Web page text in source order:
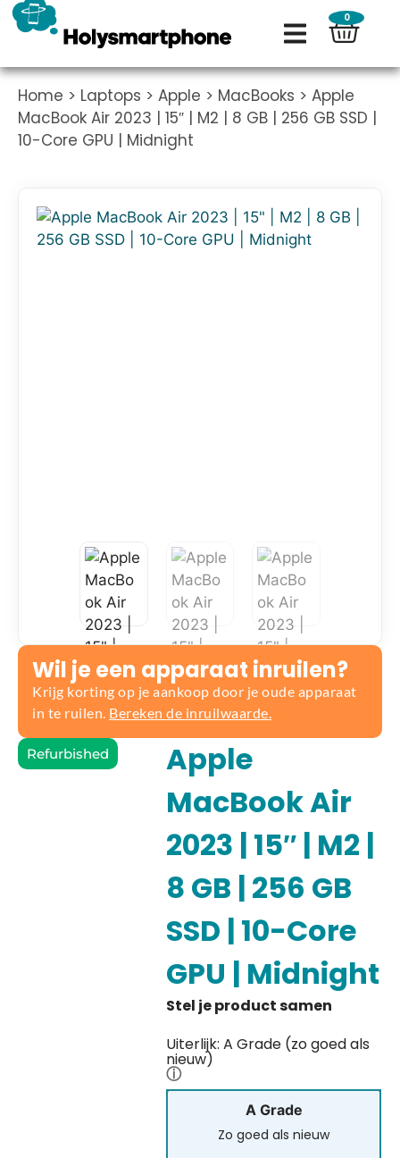
0
Home > Laptops > Apple > MacBooks > Apple
MacBook Air 2023 | 15″ | M2 | 8 GB | 256 GB SSD |
10-Core GPU | Midnight
Wil je een apparaat inruilen?
Krijg korting op je aankoop door je oude apparaat
in te ruilen. Bereken de inruilwaarde.
Refurbished
Apple
MacBook Air
2023 | 15″ | M2 |
8 GB | 256 GB
SSD | 10-Core
GPU | Midnight
Uiterlijk: A Grade (zo goed als
nieuw)
ⓘ
A Grade
Zo goed als nieuw